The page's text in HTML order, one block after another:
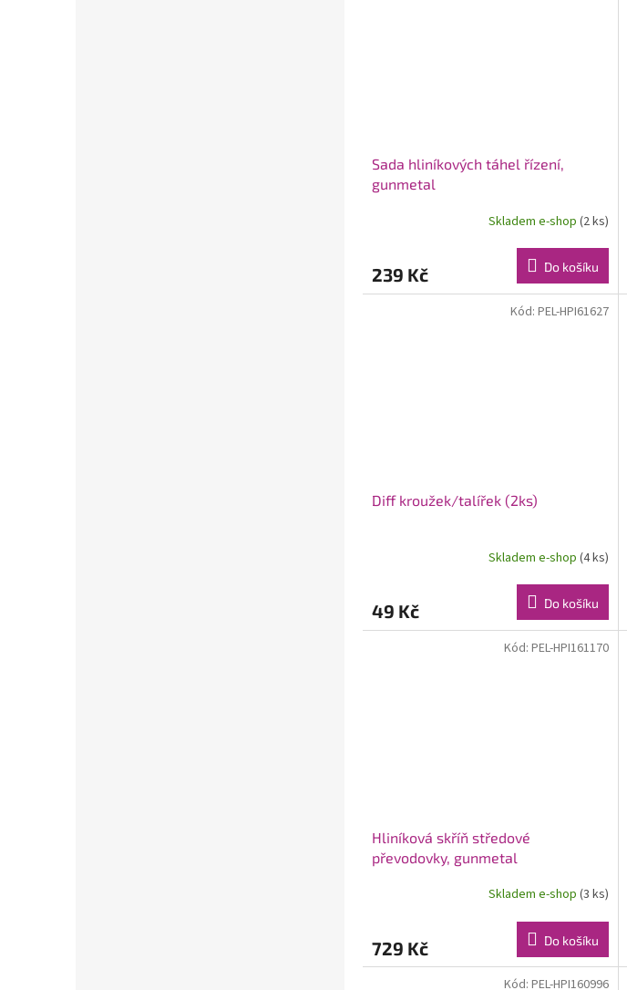
Sada hliníkových táhel řízení,
gunmetal
Skladem e-shop (2 ks)
239 Kč Do košíku
Diff kroužek/talířek (2ks)
Skladem e-shop (4 ks)
49 Kč Do košíku
Kód: PEL-HPI61627
Hliníková skříň středové
převodovky, gunmetal
Skladem e-shop (3 ks)
729 Kč Do košíku
Kód: PEL-HPI161170
Kód: PEL-HPI160996